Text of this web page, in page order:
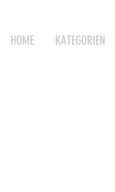
HOME KATEGORIEN